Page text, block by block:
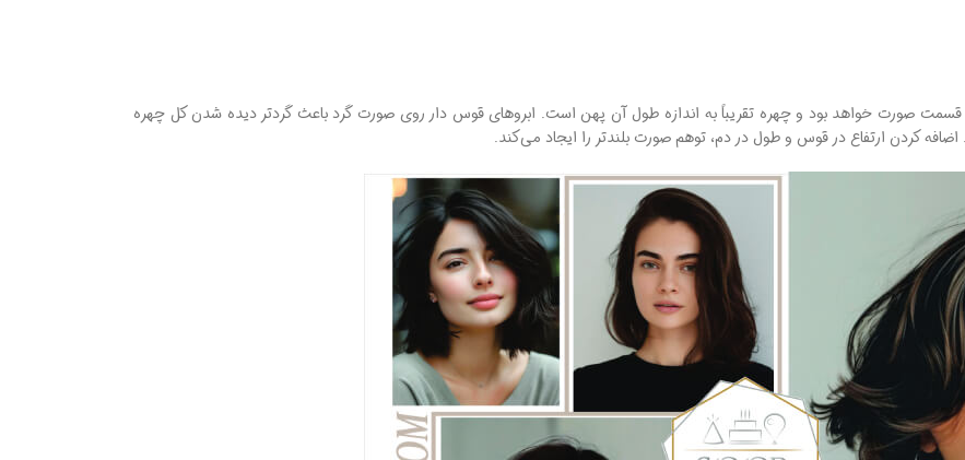
صورت خواهد بود و چهره تقریباً به اندازه طول آن پهن است. ابروهای قوس دار روی صورت گرد باعث گردتر دیده شدن کل چهره
کردن ارتفاع در قوس و طول در دم، توهم صورت بلندتر را ایجاد می‌کند.